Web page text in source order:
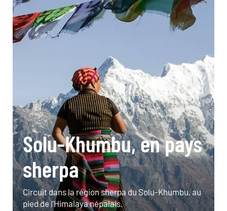
Solu-Khumbu, en pays
sherpa
Circuit dans la région sherpa du Solu-Khumbu, au
pied de l’Himalaya népalais.